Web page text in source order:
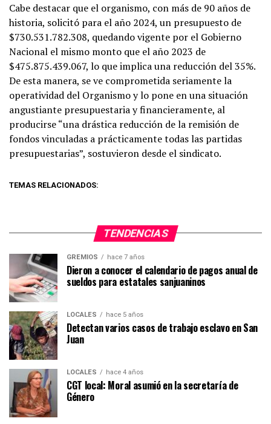
Cabe destacar que el organismo, con más de 90 años de
historia, solicitó para el año 2024, un presupuesto de
$730.531.782.308, quedando vigente por el Gobierno
Nacional el mismo monto que el año 2023 de
$475.875.439.067, lo que implica una reducción del 35%.
De esta manera, se ve comprometida seriamente la
operatividad del Organismo y lo pone en una situación
angustiante presupuestaria y financieramente, al
producirse “una drástica reducción de la remisión de
fondos vinculadas a prácticamente todas las partidas
presupuestarias”, sostuvieron desde el sindicato.
TEMAS RELACIONADOS:
TENDENCIAS
GREMIOS hace 7 años
Dieron a conocer el calendario de pagos anual de
sueldos para estatales sanjuaninos
LOCALES hace 5 años
Detectan varios casos de trabajo esclavo en San
Juan
LOCALES hace 4 años
CGT local: Moral asumió en la secretaría de
Género